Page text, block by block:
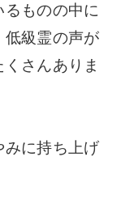
ものの中に
低級霊の声が
さんありま
みに持ち上げ